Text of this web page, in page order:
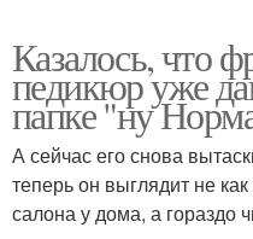
Казалось, что
педикюр уже
папке "ну
А сейчас его снова
теперь он выглядит не
салона у дома, а гораздо